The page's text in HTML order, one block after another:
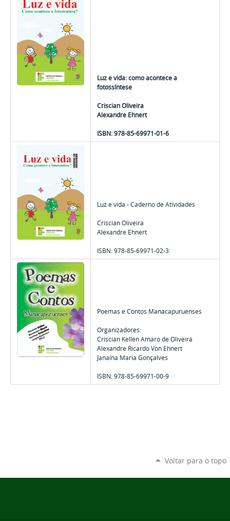
Luz e vida: como acontece a
fotossíntese
Criscian Oliveira
Alexandre Ehnert
ISBN: 978-85-69971-01-6
Luz e vida - Caderno de Atividades
Criscian Oliveira
Alexandre Ehnert
ISBN: 978-85-69971-02-3
Poemas e Contos Manacapuruenses
Organizadores:
Criscian Kellen Amaro de Oliveira
Alexandre Ricardo Von Ehnert
Janaína Maria Gonçalves
ISBN: 978-85-69971-00-9
Voltar para o topo